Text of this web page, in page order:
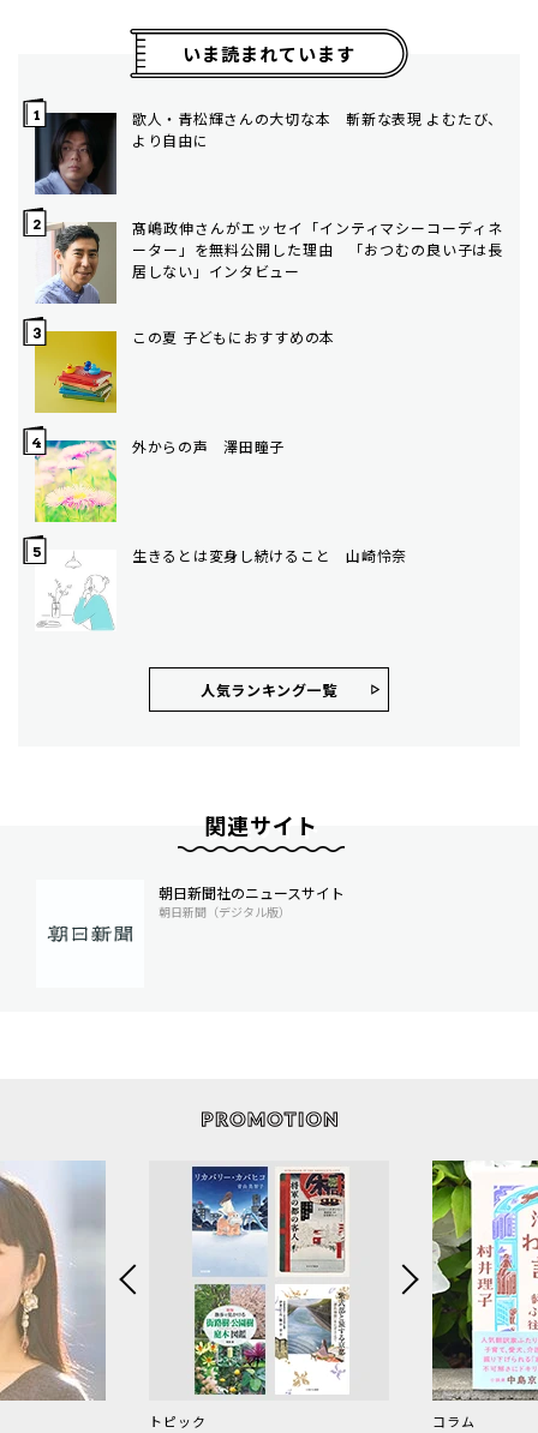
いま読まれています
歌人・青松輝さんの大切な本 斬新な表現 よむたび、
より自由に
髙嶋政伸さんがエッセイ「インティマシーコーディネ
ーター」を無料公開した理由 「おつむの良い子は長
居しない」インタビュー
この夏 子どもにおすすめの本
外からの声 澤田瞳子
生きるとは変身し続けること 山崎怜奈
人気ランキング⼀覧
関連サイト
朝日新聞社のニュースサイト
朝日新聞（デジタル版）
トピック コラム